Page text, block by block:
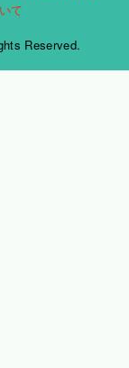
て
Reserved.